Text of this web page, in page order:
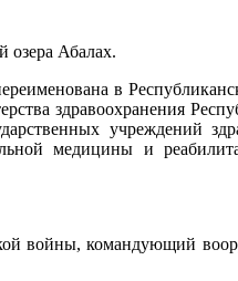
озера Абалах.
в
здравоохранения
учреждений
медицины и
войны, командующий